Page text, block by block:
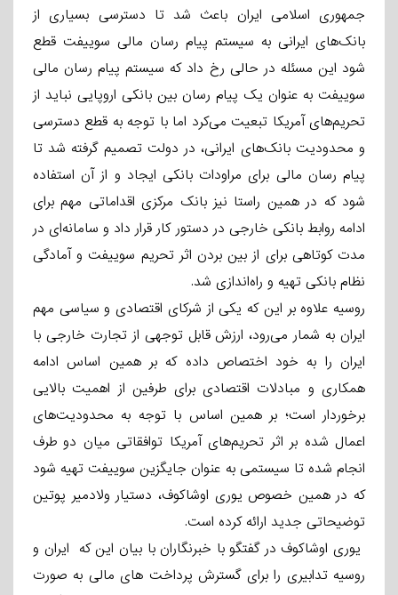
جمهوری اسلامی ایران باعث شد تا دسترسی بسیاری از
بانک‌های ایرانی به سیستم پیام رسان مالی سوییفت قطع
شود این مسئله در حالی رخ داد که سیستم پیام رسان مالی
سوییفت به عنوان یک پیام رسان بین بانکی اروپایی نباید از
تحریم‌های آمریکا تبعیت می‌کرد اما با توجه به قطع دسترسی
و محدودیت بانک‌های ایرانی، در دولت تصمیم گرفته شد تا
پیام رسان مالی برای مراودات بانکی ایجاد و از آن استفاده
شود که در همین راستا نیز بانک مرکزی اقداماتی مهم برای
ادامه روابط بانکی خارجی در دستور کار قرار داد و سامانه‌ای در
مدت کوتاهی برای از بین بردن اثر تحریم سوییفت و آمادگی
نظام بانکی تهیه و راه‌اندازی شد.
روسیه علاوه بر این که یکی از شرکای اقتصادی و سیاسی مهم
ایران به شمار می‌رود، ارزش قابل توجهی از تجارت خارجی با
ایران را به خود اختصاص داده که بر همین اساس ادامه
همکاری و مبادلات اقتصادی برای طرفین از اهمیت بالایی
برخوردار است؛ بر همین اساس با توجه به محدودیت‌های
اعمال شده بر اثر تحریم‌های آمریکا توافقاتی میان دو طرف
انجام شده تا سیستمی به عنوان جایگزین سوییفت تهیه شود
که در همین خصوص یوری اوشاکوف، دستیار ولادمیر پوتین
توضیحاتی جدید ارائه کرده است.
یوری اوشاکوف در گفتگو با خبرنگاران با بیان این که ایران و
روسیه تدابیری را برای گسترش پرداخت های مالی به صورت